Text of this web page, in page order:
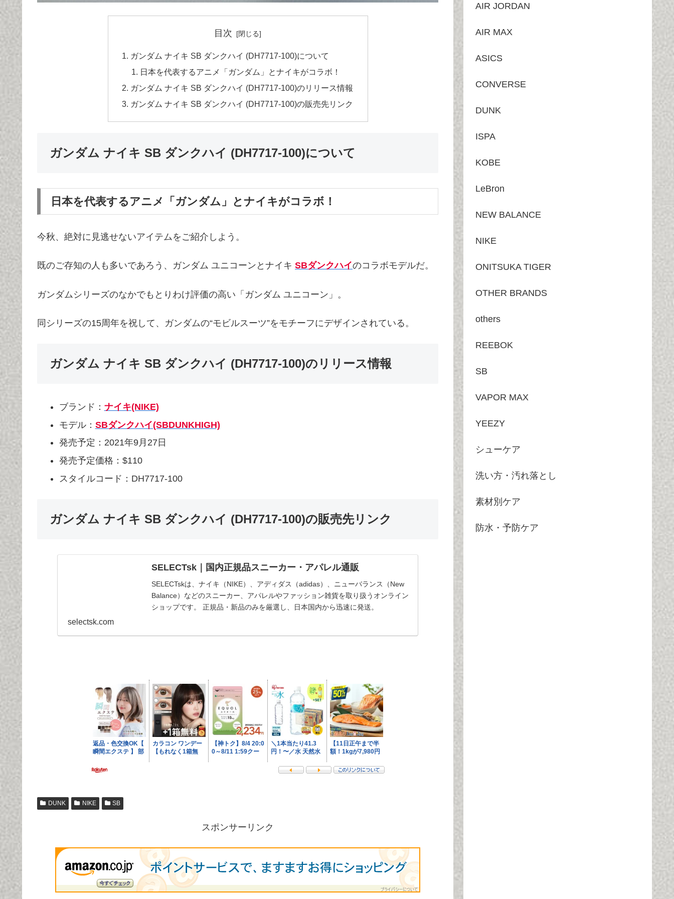
目次
ガンダム ナイキ SB ダンクハイ (DH7717-100)について
日本を代表するアニメ「ガンダム」とナイキがコラボ！
ガンダム ナイキ SB ダンクハイ (DH7717-100)のリリース情報
ガンダム ナイキ SB ダンクハイ (DH7717-100)の販売先リンク
ガンダム ナイキ SB ダンクハイ (DH7717-100)について
日本を代表するアニメ「ガンダム」とナイキがコラボ！
今秋、絶対に見逃せないアイテムをご紹介しよう。
既のご存知の人も多いであろう、ガンダム ユニコーンとナイキ SBダンクハイのコラボモデルだ。
ガンダムシリーズのなかでもとりわけ評価の高い「ガンダム ユニコーン」。
同シリーズの15周年を祝して、ガンダムの“モビルスーツ”をモチーフにデザインされている。
ガンダム ナイキ SB ダンクハイ (DH7717-100)のリリース情報
ブランド： ナイキ(NIKE)
モデル： SBダンクハイ(SBDUNKHIGH)
発売予定：2021年9月27日
発売予定価格：$110
スタイルコード：DH7717-100
ガンダム ナイキ SB ダンクハイ (DH7717-100)の販売先リンク
SELECTsk｜国内正規品スニーカー・アパレル通販
SELECTskは、ナイキ（NIKE）、アディダス（adidas）、ニューバランス（New
Balance）などのスニーカー、アパレルやファッション雑貨を取り扱うオンライン
ショップです。 正規品・新品のみを厳選し、日本国内から迅速に発送。
selectsk.com
DUNK NIKE SB
スポンサーリンク
AIR JORDAN
AIR MAX
ASICS
CONVERSE
DUNK
ISPA
KOBE
LeBron
NEW BALANCE
NIKE
ONITSUKA TIGER
OTHER BRANDS
others
REEBOK
SB
VAPOR MAX
YEEZY
シューケア
洗い方・汚れ落とし
素材別ケア
防水・予防ケア